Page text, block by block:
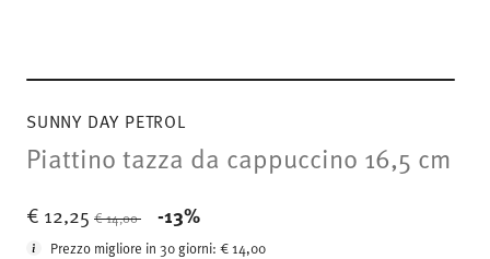
SUNNY DAY PETROL
Piattino tazza da cappuccino 16,5 cm
€ 12,25 Price reduced from
€ 14,00 -13%
Prezzo migliore in 30 giorni:€ 14,00